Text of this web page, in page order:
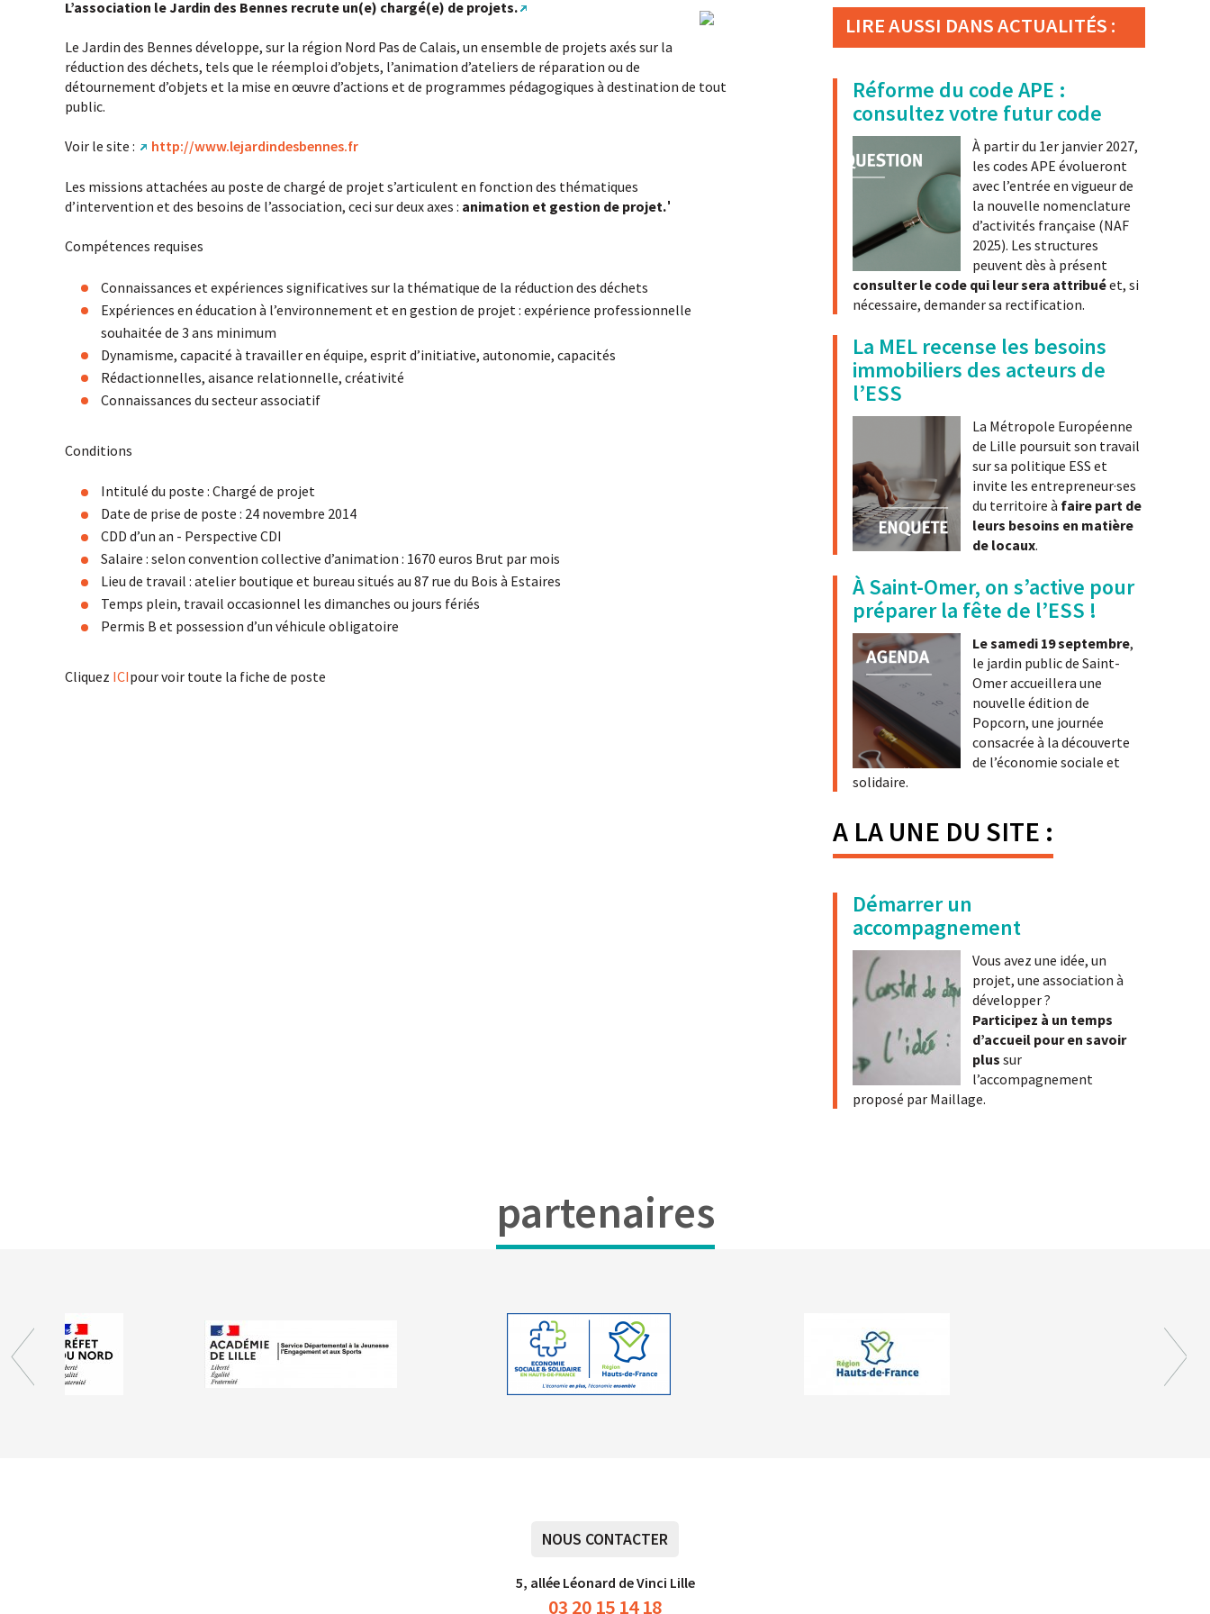
L’association le Jardin des Bennes recrute un(e) chargé(e) de projets.
Le Jardin des Bennes développe, sur la région Nord Pas de Calais, un ensemble de projets axés sur la
réduction des déchets, tels que le réemploi d’objets, l’animation d’ateliers de réparation ou de
détournement d’objets et la mise en œuvre d’actions et de programmes pédagogiques à destination de tout
public.
Voir le site : http://www.lejardindesbennes.fr
Les missions attachées au poste de chargé de projet s’articulent en fonction des thématiques
d’intervention et des besoins de l’association, ceci sur deux axes : animation et gestion de projet.
Compétences requises
Connaissances et expériences significatives sur la thématique de la réduction des déchets
Expériences en éducation à l’environnement et en gestion de projet : expérience professionnelle
souhaitée de 3 ans minimum
Dynamisme, capacité à travailler en équipe, esprit d’initiative, autonomie, capacités
Rédactionnelles, aisance relationnelle, créativité
Connaissances du secteur associatif
Conditions
Intitulé du poste : Chargé de projet
Date de prise de poste : 24 novembre 2014
CDD d’un an - Perspective CDI
Salaire : selon convention collective d’animation : 1670 euros Brut par mois
Lieu de travail : atelier boutique et bureau situés au 87 rue du Bois à Estaires
Temps plein, travail occasionnel les dimanches ou jours fériés
Permis B et possession d’un véhicule obligatoire
Cliquez ICIpour voir toute la fiche de poste
LIRE AUSSI DANS ACTUALITÉS :
Réforme du code APE :
consultez votre futur code
À partir du 1er janvier 2027,
les codes APE évolueront
avec l’entrée en vigueur de
la nouvelle nomenclature
d’activités française (NAF
2025). Les structures
peuvent dès à présent
consulter le code qui leur sera attribuéet, si
nécessaire, demander sa rectification.
La MEL recense les besoins
immobiliers des acteurs de
l’ESS
La Métropole Européenne
de Lille poursuit son travail
sur sa politique ESS et
invite les entrepreneur·ses
du territoire à faire part de
leurs besoins en matière
de locaux.
À Saint-Omer, on s’active pour
préparer la fête de l’ESS !
Le samedi 19 septembre,
le jardin public de Saint-
Omer accueillera une
nouvelle édition de
Popcorn, une journée
consacrée à la découverte
de l’économie sociale et
solidaire.
A LA UNE DU SITE :
Démarrer un
accompagnement
Vous avez une idée, un
projet, une association à
développer ?
Participez à un temps
d’accueil pour en savoir
plus sur
l’accompagnement
proposé par Maillage.
partenaires
NOUS CONTACTER
5, allée Léonard de Vinci Lille
03 20 15 14 18